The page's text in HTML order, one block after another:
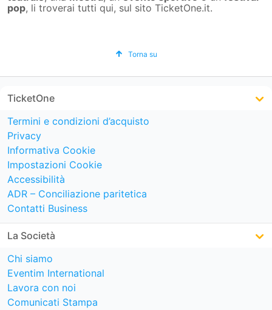
pop, li troverai tutti qui, sul sito TicketOne.it.
Torna su
TicketOne
Termini e condizioni d’acquisto
Privacy
Informativa Cookie
Impostazioni Cookie
Accessibilità
ADR – Conciliazione paritetica
Contatti Business
La Società
Chi siamo
Eventim International
Lavora con noi
Comunicati Stampa